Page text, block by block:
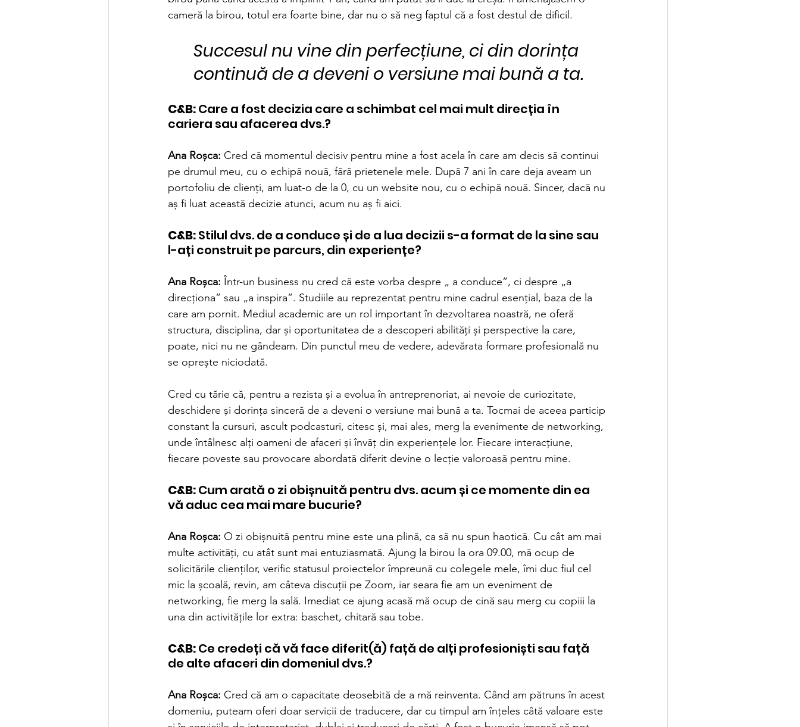
cameră la birou, totul era foarte bine, dar nu o să neg faptul că a fost destul de dificil.
Succesul nu vine din perfecțiune, ci din dorința
continuă de a deveni o versiune mai bună a ta.
C&B: Care a fost decizia care a schimbat cel mai mult direcția în
cariera sau afacerea dvs.?
Ana Roșca: Cred că momentul decisiv pentru mine a fost acela în care am decis să continui
pe drumul meu, cu o echipă nouă, fără prietenele mele. După 7 ani în care deja aveam un
portofoliu de clienți, am luat-o de la 0, cu un website nou, cu o echipă nouă. Sincer, dacă nu
aș fi luat această decizie atunci, acum nu aș fi aici.
C&B: Stilul dvs. de a conduce și de a lua decizii s-a format de la sine sau
l-ați construit pe parcurs, din experiențe?
Ana Roșca: Într-un business nu cred că este vorba despre „ a conduce”, ci despre „a
direcționa” sau „a inspira”. Studiile au reprezentat pentru mine cadrul esențial, baza de la
care am pornit. Mediul academic are un rol important în dezvoltarea noastră, ne oferă
structura, disciplina, dar și oportunitatea de a descoperi abilități și perspective la care,
poate, nici nu ne gândeam. Din punctul meu de vedere, adevărata formare profesională nu
se oprește niciodată.
Cred cu tărie că, pentru a rezista și a evolua în antreprenoriat, ai nevoie de curiozitate,
deschidere și dorința sinceră de a deveni o versiune mai bună a ta. Tocmai de aceea particip
constant la cursuri, ascult podcasturi, citesc și, mai ales, merg la evenimente de networking,
unde întâlnesc alți oameni de afaceri și învăț din experiențele lor. Fiecare interacțiune,
fiecare poveste sau provocare abordată diferit devine o lecție valoroasă pentru mine.
C&B: Cum arată o zi obișnuită pentru dvs. acum și ce momente din ea
vă aduc cea mai mare bucurie?
Ana Roșca: O zi obișnuită pentru mine este una plină, ca să nu spun haotică. Cu cât am mai
multe activități, cu atât sunt mai entuziasmată. Ajung la birou la ora 09.00, mă ocup de
solicitările clienților, verific statusul proiectelor împreună cu colegele mele, îmi duc fiul cel
mic la școală, revin, am câteva discuții pe Zoom, iar seara fie am un eveniment de
networking, fie merg la sală. Imediat ce ajung acasă mă ocup de cină sau merg cu copiii la
una din activitățile lor extra: baschet, chitară sau tobe.
C&B: Ce credeți că vă face diferit(ă) față de alți profesioniști sau față
de alte afaceri din domeniul dvs.?
Ana Roșca: Cred că am o capacitate deosebită de a mă reinventa. Când am pătruns în acest
domeniu, puteam oferi doar servicii de traducere, dar cu timpul am înțeles câtă valoare este